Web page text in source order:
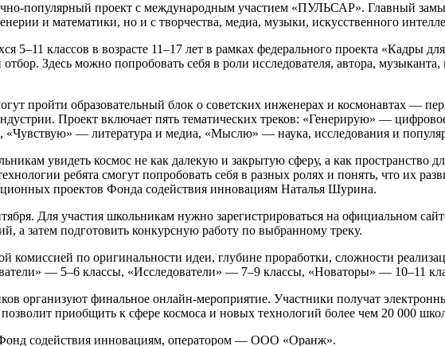
популярный проект с международным участием «ПУЛЬСАР». Главный
и математики, но и с творчества, медиа, музыки, искусственного
классов в возрасте 11–17 лет в рамках федерального проекта «Кадры
Здесь можно попробовать себя в роли исследователя, автора,
пройти образовательный блок о советских инженерах и космонавтах —
Проект включает пять тематических треков: «Генерирую» —
— литература и медиа, «Мыслю» — наука, исследования и
увидеть космос не как далекую и закрытую сферу, а как пространство
ребята смогут попробовать себя в разных ролях и понять, что их
проектов Фонда содействия инновациям Наталья Шурина.
Для участия школьникам нужно зарегистрироваться на официальном
а затем подготовить конкурсную работу по выбранному треку.
комиссией по оригинальности идеи, глубине проработки, сложности
— 5–6 классы, «Исследователи» — 7–9 классы, «Новаторы» — 10–11
организуют финальное онлайн-мероприятие. Участники получат
приобщить к сфере космоса и новых технологий более чем 20 000
содействия инновациям, оператором — ООО «Оранж».